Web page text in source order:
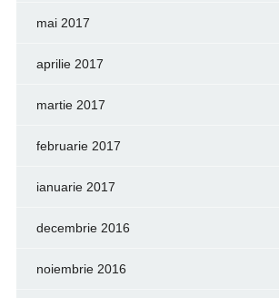
mai 2017
aprilie 2017
martie 2017
februarie 2017
ianuarie 2017
decembrie 2016
noiembrie 2016